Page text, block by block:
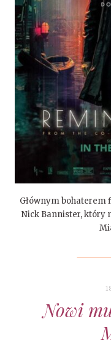
Głównym
Nick Bannister, który
Nowi